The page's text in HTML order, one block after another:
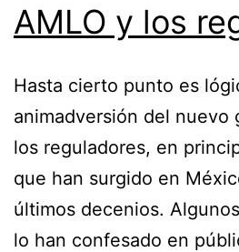
AMLO y los
Hasta cierto punto es
animadversión del nuevo
los reguladores, en
que han surgido en
últimos decenios.
lo han confesado en